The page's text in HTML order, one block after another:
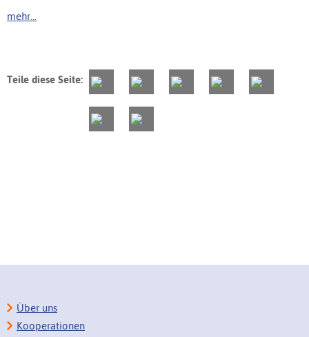
mehr...
Teile diese Seite:
Über uns
Kooperationen